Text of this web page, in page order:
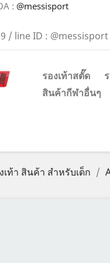
: @messisport
/ line ID : @messisport
รองเท้าสตั๊ด
สินค้ากีฬาอื่นๆ
เท้า สินค้า สำหรับเด็ก